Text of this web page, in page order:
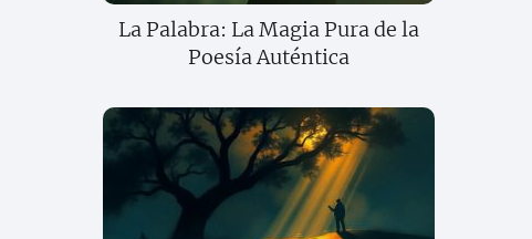
La Palabra: La Magia Pura de la
Poesía Auténtica